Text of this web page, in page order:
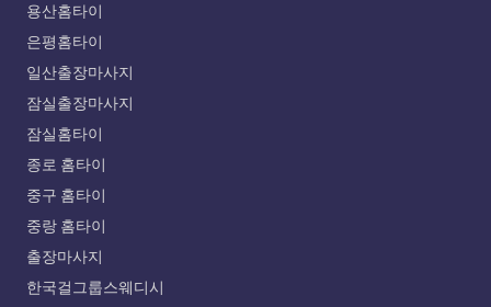
용산홈타이
은평홈타이
일산출장마사지
잠실출장마사지
잠실홈타이
종로 홈타이
중구 홈타이
중랑 홈타이
출장마사지
한국걸그룹스웨디시